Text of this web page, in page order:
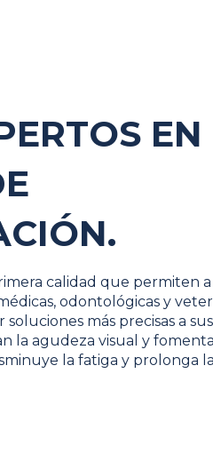
EN
calidad que permiten a
odontológicas y
más precisas a
la agudeza visual y
la fatiga y prolonga